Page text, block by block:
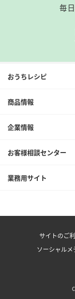
毎
おうちレシピ
商品情報
企業情報
お客様相談センター
業務用サイト
サイトのご
ソーシャル